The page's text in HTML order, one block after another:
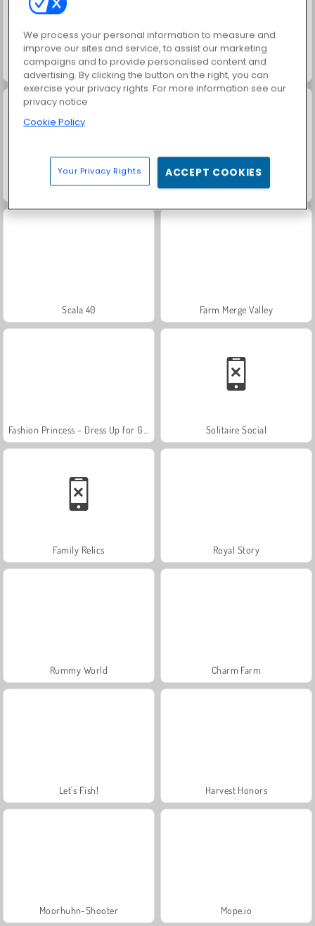
Juice Merge Grand Mahjong Connect
Trollface Quest: USA 2 Heroes of Myths
Scala 40 Farm Merge Valley
Solitaire Social
Family Relics Royal Story
Rummy World Charm Farm
Let's Fish! Harvest Honors
Moorhuhn-Shooter Mope.io
We process your personal information to measure and
improve our sites and service, to assist our marketing
campaigns and to provide personalised content and
advertising. By clicking the button on the right, you can
exercise your privacy rights. For more information see our
privacy notice
Cookie Policy
Your Privacy Rights ACCEPT COOKIES